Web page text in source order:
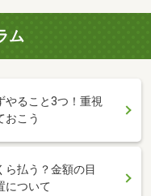
ム
やること3つ！重視
おこう
ら払う？金額の目
について